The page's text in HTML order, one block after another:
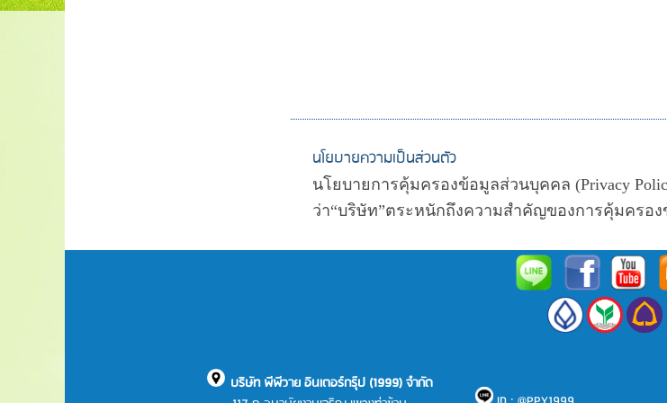
นโยบายความเป็นส่วนตัว
นโยบายการคุ้มครองข้อมูลส่วนบุคคล (Privacy
ว่า“บริษัท”ตระหนักถึงความสำคัญของการคุ้มครอ
บริษัท พีพีวาย อินเตอร์กรุ๊ป (1999) จำกัด